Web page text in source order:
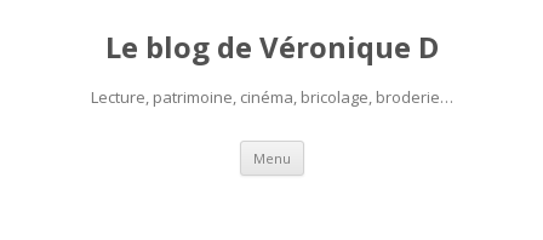
Le blog de Véronique D
Lecture, patrimoine, cinéma, bricolage, broderie…
Menu Aller
contenu